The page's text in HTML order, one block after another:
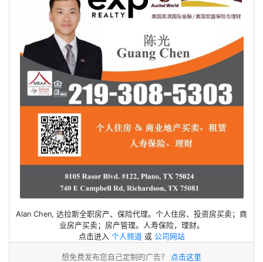
Alan Chen, 达拉斯全职房产、保险代理。个人住房、投资房买卖；商
业房产买卖；房产管理。人寿保险，理财。
点击进入 个人频道 或 公司网站
想免费发布您自己定制的广告？ 点击这里